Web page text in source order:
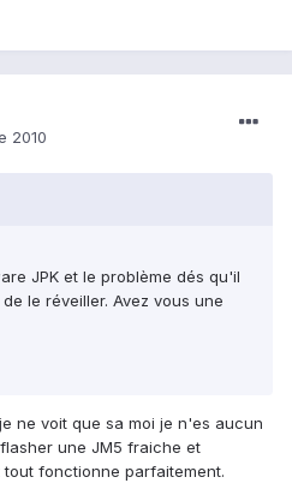
2010
JPK et le problème dés qu'il
le réveiller. Avez vous une
ne voit que sa moi je n'es aucun
une JM5 fraiche et
fonctionne parfaitement.